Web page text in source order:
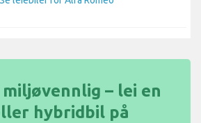
– lei en
hybridbil på